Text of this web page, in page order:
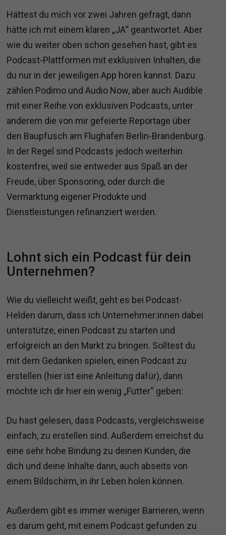
Hättest du mich vor zwei Jahren gefragt, dann
hätte ich mit einem klaren „JA“ geantwortet. Aber
wie du weiter oben schon gesehen hast, gibt es
Podcast-Plattformen mit exklusiven Inhalten, die
du nur in der jeweiligen App hören kannst. Dazu
zählen Podimo und Audio Now, aber auch Audible
mit einer Reihe von exklusiven Podcasts, unter
anderem die von mir gefeierte Reportage über
den Baupfusch am Flughafen Berlin-Brandenburg.
In der Regel sind Podcasts jedoch weiterhin
kostenfrei, weil sie entweder aus Spaß an der
Freude, über Sponsoring, oder durch die
Vermarktung eigener Produkte und
Dienstleistungen refinanziert werden.
Lohnt sich ein Podcast für dein
Unternehmen?
Wie du vielleicht weißt, geht es bei Podcast-
Helden darum, dass ich Unternehmer:innen dabei
unterstütze, einen Podcast zu starten und
erfolgreich an den Markt zu bringen. Solltest du
mit dem Gedanken spielen, einen Podcast zu
erstellen (hier ist eine Anleitung dafür), dann
möchte ich dir hier ein wenig „Futter“ geben:
Du hast gelesen, dass Podcasts, vergleichsweise
einfach, zu erstellen sind. Außerdem erreichst du
eine sehr hohe Bindung zu deinen Kunden, die
dich und deine Inhalte dann, auch abseits von
einem Bildschirm, in ihr Leben holen können.
Außerdem gibt es immer weniger Barrieren, wenn
es darum geht, mit einem Podcast gefunden zu